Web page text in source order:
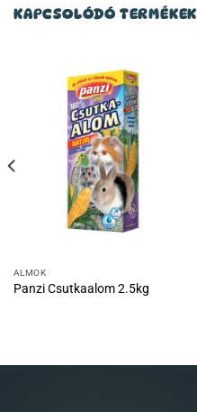
KAPCSOLÓDÓ TERMÉKEK
ALMOK
Panzi Csutkaalom 2.5kg